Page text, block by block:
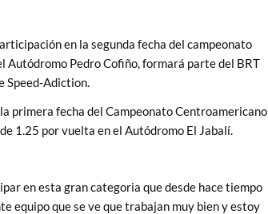
en la segunda fecha del campeonato
Pedro Cofiño, formará parte del BRT
Speed-Adiction.
primera fecha del Campeonato Centroamericano
1.25 por vuelta en el Autódromo El Jabalí.
en esta gran categoria que desde hace tiempo
equipo que se ve que trabajan muy bien y estoy